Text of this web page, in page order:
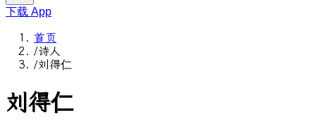
下载 App
首页
/诗人
/刘得仁
刘得仁